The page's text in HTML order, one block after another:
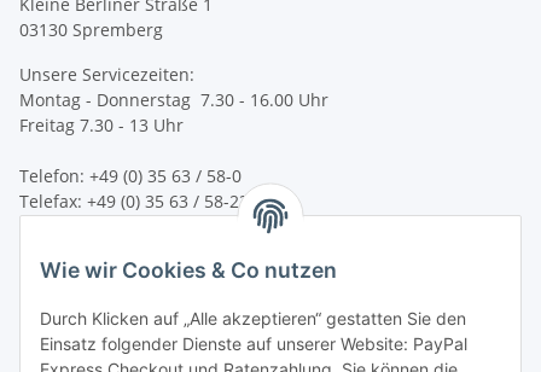
03130 Spremberg
Unsere Servicezeiten:
Montag - Donnerstag 7.30 - 16.00 Uhr
Freitag 7.30 - 13 Uhr
Telefon: +49 (0) 35 63 / 58-0
Telefax: +49 (0) 35 63 / 58-231
service@bsn-spremberg.de
Wir versenden mit:
Wie wir Cookies & Co nutzen
Durch Klicken auf „Alle akzeptieren“ gestatten Sie den
Einsatz folgender Dienste auf unserer Website: PayPal